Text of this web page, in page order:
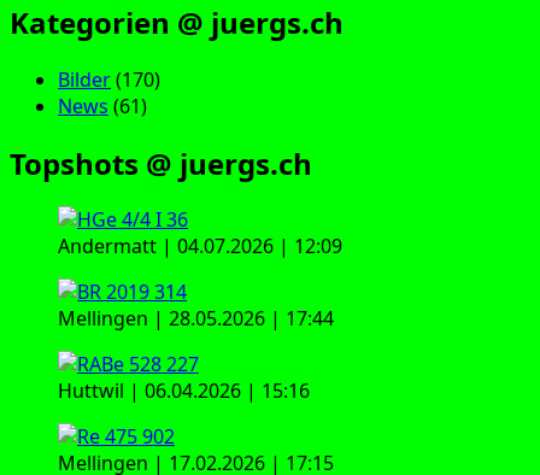
Kategorien @ juergs.ch
Bilder(170)
News (61)
Topshots @ juergs.ch
Andermatt | 04.07.2026 | 12:09
Mellingen | 28.05.2026 | 17:44
Huttwil | 06.04.2026 | 15:16
Mellingen | 17.02.2026 | 17:15